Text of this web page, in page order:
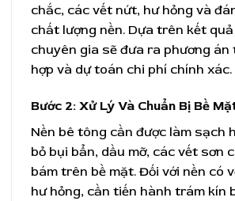
chắc, các vết nứt, hư hỏng và
chất lượng nền. Dựa trên kết
chuyên gia sẽ đưa ra phương án
hợp và dự toán chi phí chính xác.
Bước 2: Xử Lý Và Chuẩn Bị Bề
Nền bê tông cần được làm sạch
bỏ bụi bẩn, dầu mỡ, các vết sơn
bám trên bề mặt. Đối với nền có
hư hỏng, cần tiến hành trám kín